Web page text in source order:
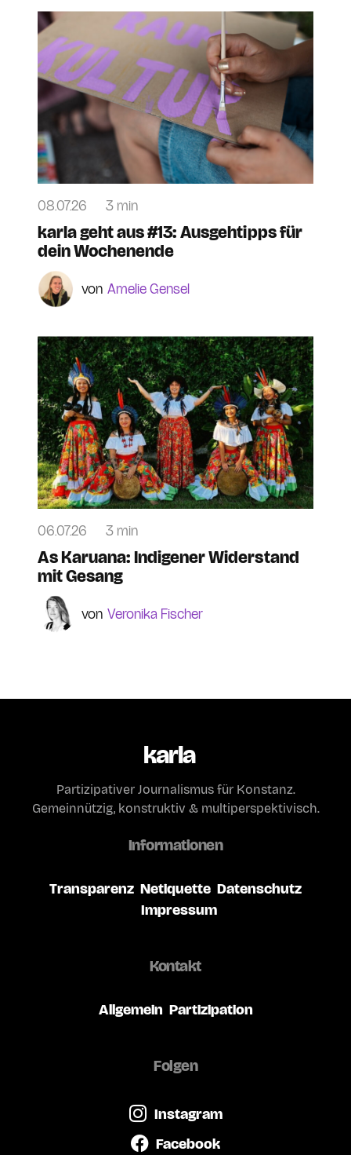
08.07.26 3 min
karla geht aus #13: Ausgehtipps für
dein Wochenende
Amelie Gensel
06.07.26 3 min
As Karuana: Indigener Widerstand
mit Gesang
Veronika Fischer
karla
Partizipativer Journalismus für Konstanz.
Gemeinnützig, konstruktiv & multiperspektivisch.
Informationen
Transparenz Netiquette Datenschutz
Impressum
Kontakt
Allgemein Partizipation
Folgen
Instagram
Facebook